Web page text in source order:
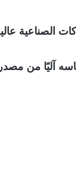
عالية
الخبر تم